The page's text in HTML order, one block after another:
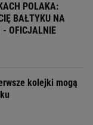
POLAKA:
BAŁTYKU NA
- OFICJALNIE
kolejki mogą